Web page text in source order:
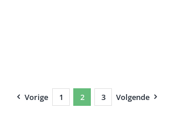
Vorige 1 2 3 Volgende